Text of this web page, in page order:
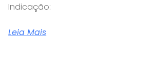
Indicação:
Leia Mais